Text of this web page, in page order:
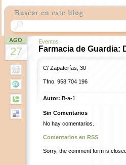
AGO
27
Eventos
Farmacia de Guardia:
C/ Zapaterías, 30
Tfno. 958 704 196
Autor: B-a-1
Sin Comentarios
No hay comentarios.
Comentarios en RSS
Sorry, the comment form is